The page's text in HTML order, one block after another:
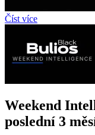
Číst více
Weekend
poslední 3